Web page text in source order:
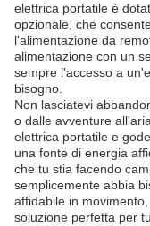
elettrica portatile è
opzionale, che
l'alimentazione da
alimentazione con un
sempre l'accesso a
bisogno.
Non lasciatevi
o dalle avventure
elettrica portatile e
una fonte di energia
che tu stia facendo
semplicemente abbia
affidabile in
soluzione perfetta per